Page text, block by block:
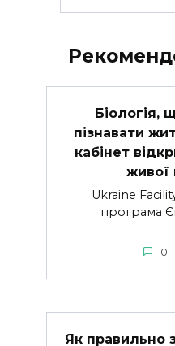
Біологія,
пізнавати
кабінет
живої
Ukraine
програма
0
Як правильно